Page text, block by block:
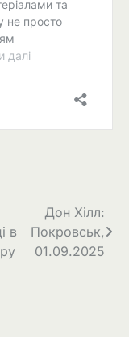
в
Дон Хілл:
Покровськ,
01.09.2025